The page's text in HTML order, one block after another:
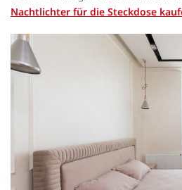
Nachtlichter für die Steckdose